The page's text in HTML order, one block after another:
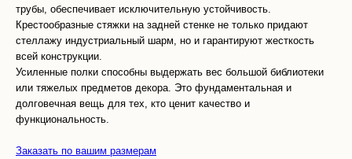
трубы, обеспечивает исключительную устойчивость.
Крестообразные стяжки на задней стенке не только придают
стеллажу индустриальный шарм, но и гарантируют жесткость
всей конструкции.
Усиленные полки способны выдержать вес большой библиотеки
или тяжелых предметов декора. Это фундаментальная и
долговечная вещь для тех, кто ценит качество и
функциональность.
Заказать по вашим размерам